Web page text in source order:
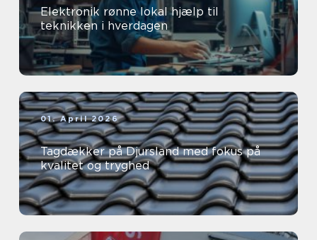
Elektronik rønne lokal hjælp til
teknikken i hverdagen
01. April 2026
Tagdækker på Djursland med fokus på
kvalitet og tryghed